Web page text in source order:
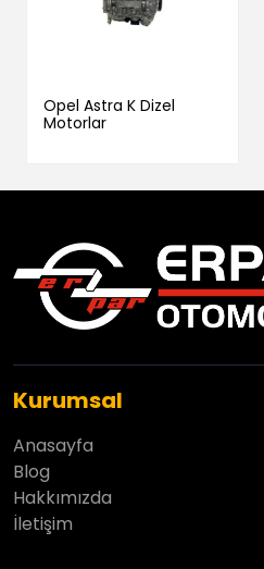
Opel Astra K Dizel
Motorlar
Kurumsal
Anasayfa
Blog
Hakkımızda
İletişim